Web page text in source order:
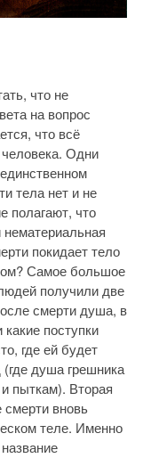
что не
на вопрос
что всё
человека. Одни
тела нет и не
полагают, что
покидает тело
Самое большое
получили две
смерти душа, в
поступки
где ей будет
душа грешника
пыткам). Вторая
вновь
теле. Именно